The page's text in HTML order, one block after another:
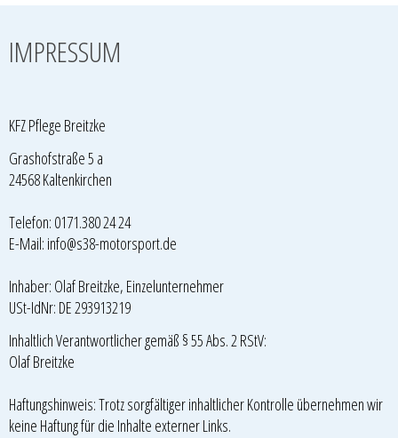
IMPRESSUM
KFZ Pflege Breitzke
Grashofstraße 5 a
24568 Kaltenkirchen
Telefon: 0171.380 24 24
E-Mail: info@s38-motorsport.de
Inhaber: Olaf Breitzke, Einzelunternehmer
USt-IdNr: DE 293913219
Inhaltlich Verantwortlicher gemäß § 55 Abs. 2 RStV:
Olaf Breitzke
Haftungshinweis: Trotz sorgfältiger inhaltlicher Kontrolle übernehmen wir
keine Haftung für die Inhalte externer Links.